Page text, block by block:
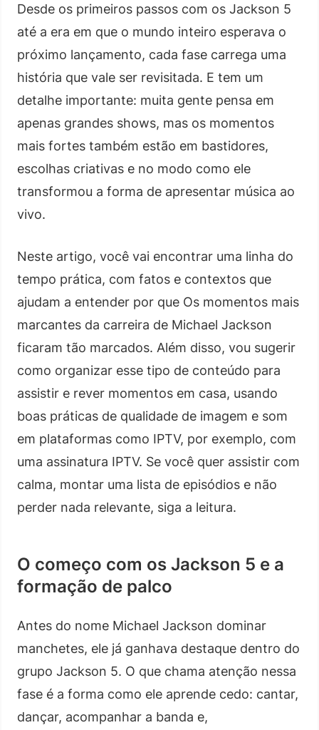
Desde os primeiros passos com os Jackson 5
até a era em que o mundo inteiro esperava o
próximo lançamento, cada fase carrega uma
história que vale ser revisitada. E tem um
detalhe importante: muita gente pensa em
apenas grandes shows, mas os momentos
mais fortes também estão em bastidores,
escolhas criativas e no modo como ele
transformou a forma de apresentar música ao
vivo.
Neste artigo, você vai encontrar uma linha do
tempo prática, com fatos e contextos que
ajudam a entender por que Os momentos mais
marcantes da carreira de Michael Jackson
ficaram tão marcados. Além disso, vou sugerir
como organizar esse tipo de conteúdo para
assistir e rever momentos em casa, usando
boas práticas de qualidade de imagem e som
em plataformas como IPTV, por exemplo, com
uma assinatura IPTV. Se você quer assistir com
calma, montar uma lista de episódios e não
perder nada relevante, siga a leitura.
O começo com os Jackson 5 e a
formação de palco
Antes do nome Michael Jackson dominar
manchetes, ele já ganhava destaque dentro do
grupo Jackson 5. O que chama atenção nessa
fase é a forma como ele aprende cedo: cantar,
dançar, acompanhar a banda e,